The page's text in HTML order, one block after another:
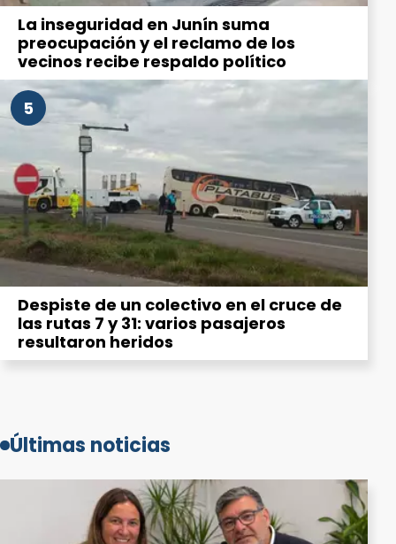
La inseguridad en Junín suma
preocupación y el reclamo de los
vecinos recibe respaldo político
5
Despiste de un colectivo en el cruce de
las rutas 7 y 31: varios pasajeros
resultaron heridos
Últimas noticias